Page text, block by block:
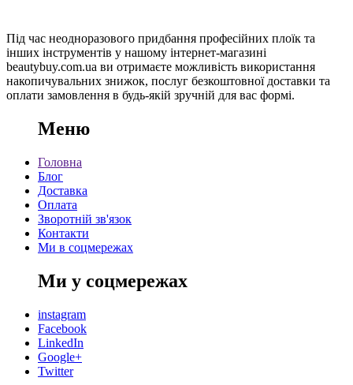
Під час неодноразового придбання професійних плоїк та
інших інструментів у нашому інтернет-магазині
beautybuy.com.ua ви отримаєте можливість використання
накопичувальних знижок, послуг безкоштовної доставки та
оплати замовлення в будь-якій зручній для вас формі.
Меню
Головна
Блог
Доставка
Оплата
Зворотній зв'язок
Контакти
Ми в соцмережах
Ми у соцмережах
instagram
Facebook
LinkedIn
Google+
Twitter